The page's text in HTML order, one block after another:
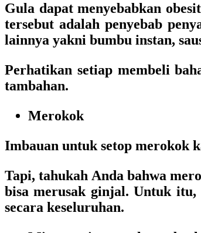
Gula dapat menyebabkan
tersebut adalah penyebab
lainnya yakni bumbu instan,
Perhatikan setiap membeli
tambahan.
Merokok
Imbauan untuk setop merokok
Tapi, tahukah Anda bahwa
bisa merusak ginjal. Untuk itu,
secara keseluruhan.